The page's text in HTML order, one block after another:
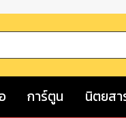
การ์ตูน นิตยสา